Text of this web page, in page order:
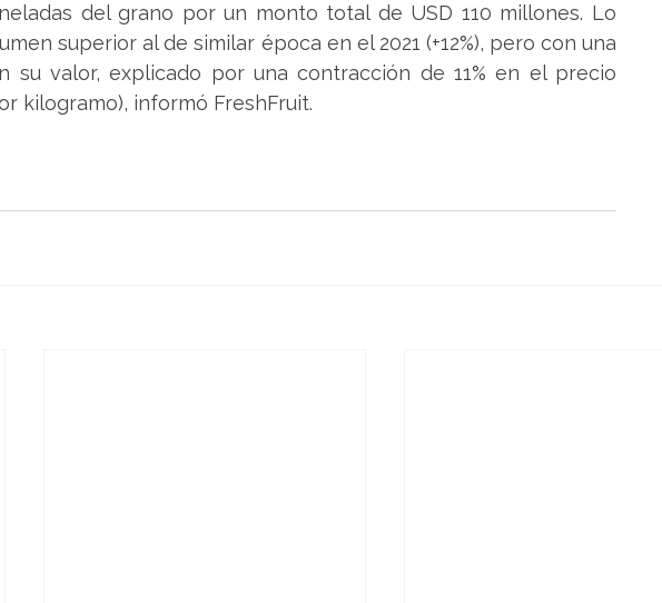
del grano por un monto total de USD 110 millones. Lo
superior al de similar época en el 2021 (+12%), pero con una
su valor, explicado por una contracción de 11% en el precio
kilogramo), informó FreshFruit.